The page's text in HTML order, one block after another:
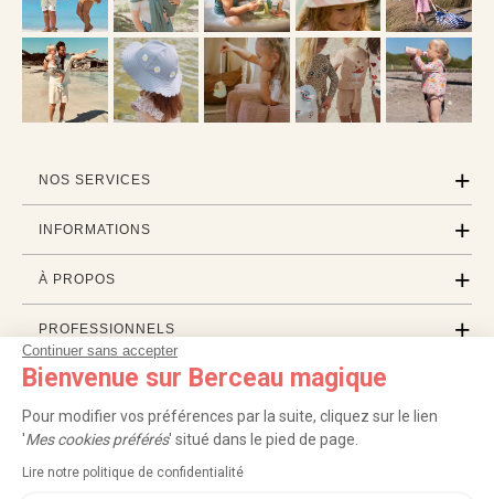
Continuer sans accepter
Bienvenue sur Berceau magique
Pour modifier vos préférences par la suite, cliquez sur le lien
'Mes cookies préférés' situé dans le pied de page.
Lire notre politique de confidentialité
NOS SERVICES
INFORMATIONS
À PROPOS
PROFESSIONNELS
LISTES CADEAUX
| Retour 100 jours Moyens de paiement
Service après-vente